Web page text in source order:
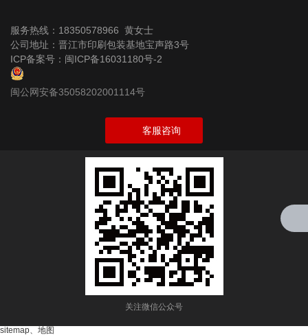
服务热线：18350578966 黄女士
公司地址：晋江市印刷包装基地宝声路3号
ICP备案号： 闽ICP备16031180号-2
闽公网安备35058202001114号
客服咨询
关注微信公众号
sitemap、 地图